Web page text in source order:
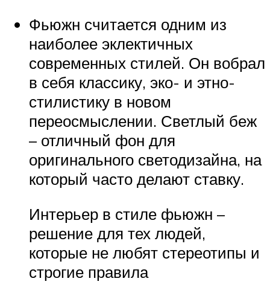
Фьюжн считается одним из
наиболее эклектичных
современных стилей. Он вобрал
в себя классику, эко- и этно-
стилистику в новом
переосмыслении. Светлый беж
– отличный фон для
оригинального светодизайна, на
который часто делают ставку.
Интерьер в стиле фьюжн –
решение для тех людей,
которые не любят стереотипы и
строгие правила